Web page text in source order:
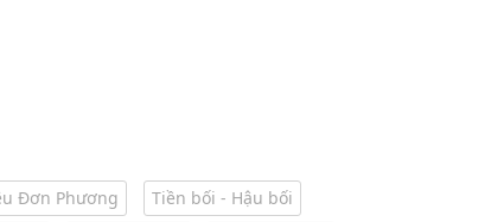
Đơn Phương
Tiền bối - Hậu bối